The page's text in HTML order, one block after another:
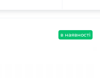
в наявності